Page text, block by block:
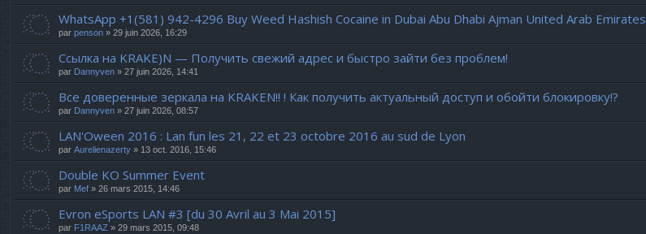
WhatsApp +1(581) 942-4296 Buy Weed Hashish Cocaine in Dubai Abu Dhabi Ajman United Arab Emirates
par penson » 29 juin 2026, 16:29
Ссылка на KRAKE)N — Получить свежий адрес и быстро зайти без проблем!
par Dannyven » 27 juin 2026, 14:41
Все доверенные зеркала на KRAKEN!! ! Как получить актуальный доступ и обойти блокировку!?
par Dannyven » 27 juin 2026, 08:57
LAN'Oween 2016 : Lan fun les 21, 22 et 23 octobre 2016 au sud de Lyon
par Aurelienazerty » 13 oct. 2016, 15:46
Double KO Summer Event
par Mef » 26 mars 2015, 14:46
Evron eSports LAN #3 [du 30 Avril au 3 Mai 2015]
par F1RAAZ » 29 mars 2015, 09:48